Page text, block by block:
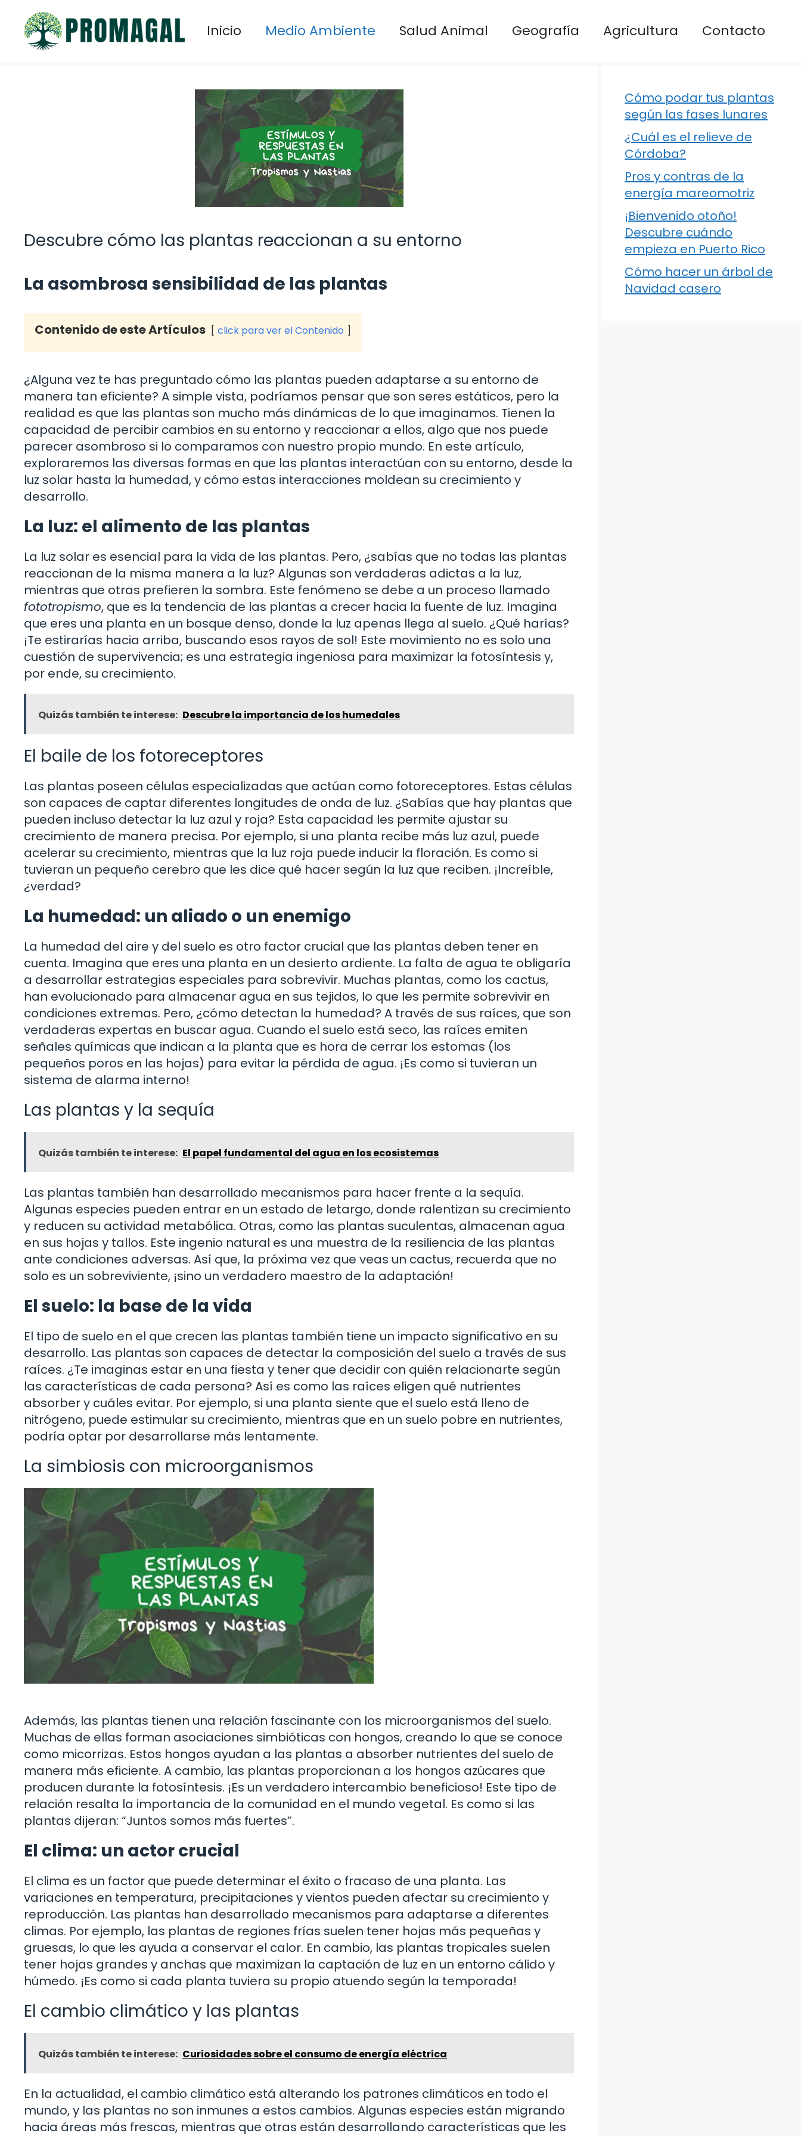
contenido
Inicio Medio Ambiente Salud Animal Geografía Agricultura Contacto
Descubre cómo las plantas reaccionan a su entorno
La asombrosa sensibilidad de las plantas
Contenido de este Artículos click para ver el Contenido
¿Alguna vez te has preguntado cómo las plantas pueden adaptarse a su entorno de
manera tan eficiente? A simple vista, podríamos pensar que son seres estáticos, pero la
realidad es que las plantas son mucho más dinámicas de lo que imaginamos. Tienen la
capacidad de percibir cambios en su entorno y reaccionar a ellos, algo que nos puede
parecer asombroso si lo comparamos con nuestro propio mundo. En este artículo,
exploraremos las diversas formas en que las plantas interactúan con su entorno, desde la
luz solar hasta la humedad, y cómo estas interacciones moldean su crecimiento y
desarrollo.
La luz: el alimento de las plantas
La luz solar es esencial para la vida de las plantas. Pero, ¿sabías que no todas las plantas
reaccionan de la misma manera a la luz? Algunas son verdaderas adictas a la luz,
mientras que otras prefieren la sombra. Este fenómeno se debe a un proceso llamado
fototropismo, que es la tendencia de las plantas a crecer hacia la fuente de luz. Imagina
que eres una planta en un bosque denso, donde la luz apenas llega al suelo. ¿Qué harías?
¡Te estirarías hacia arriba, buscando esos rayos de sol! Este movimiento no es solo una
cuestión de supervivencia; es una estrategia ingeniosa para maximizar la fotosíntesis y,
por ende, su crecimiento.
Quizás también te interese: Descubre la importancia de los humedales
El baile de los fotoreceptores
Las plantas poseen células especializadas que actúan como fotoreceptores. Estas células
son capaces de captar diferentes longitudes de onda de luz. ¿Sabías que hay plantas que
pueden incluso detectar la luz azul y roja? Esta capacidad les permite ajustar su
crecimiento de manera precisa. Por ejemplo, si una planta recibe más luz azul, puede
acelerar su crecimiento, mientras que la luz roja puede inducir la floración. Es como si
tuvieran un pequeño cerebro que les dice qué hacer según la luz que reciben. ¡Increíble,
¿verdad?
La humedad: un aliado o un enemigo
La humedad del aire y del suelo es otro factor crucial que las plantas deben tener en
cuenta. Imagina que eres una planta en un desierto ardiente. La falta de agua te obligaría
a desarrollar estrategias especiales para sobrevivir. Muchas plantas, como los cactus,
han evolucionado para almacenar agua en sus tejidos, lo que les permite sobrevivir en
condiciones extremas. Pero, ¿cómo detectan la humedad? A través de sus raíces, que son
verdaderas expertas en buscar agua. Cuando el suelo está seco, las raíces emiten
señales químicas que indican a la planta que es hora de cerrar los estomas (los
pequeños poros en las hojas) para evitar la pérdida de agua. ¡Es como si tuvieran un
sistema de alarma interno!
Las plantas y la sequía
Quizás también te interese: El papel fundamental del agua en los ecosistemas
Las plantas también han desarrollado mecanismos para hacer frente a la sequía.
Algunas especies pueden entrar en un estado de letargo, donde ralentizan su crecimiento
y reducen su actividad metabólica. Otras, como las plantas suculentas, almacenan agua
en sus hojas y tallos. Este ingenio natural es una muestra de la resiliencia de las plantas
ante condiciones adversas. Así que, la próxima vez que veas un cactus, recuerda que no
solo es un sobreviviente, ¡sino un verdadero maestro de la adaptación!
El suelo: la base de la vida
El tipo de suelo en el que crecen las plantas también tiene un impacto significativo en su
desarrollo. Las plantas son capaces de detectar la composición del suelo a través de sus
raíces. ¿Te imaginas estar en una fiesta y tener que decidir con quién relacionarte según
las características de cada persona? Así es como las raíces eligen qué nutrientes
absorber y cuáles evitar. Por ejemplo, si una planta siente que el suelo está lleno de
nitrógeno, puede estimular su crecimiento, mientras que en un suelo pobre en nutrientes,
podría optar por desarrollarse más lentamente.
La simbiosis con microorganismos
Además, las plantas tienen una relación fascinante con los microorganismos del suelo.
Muchas de ellas forman asociaciones simbióticas con hongos, creando lo que se conoce
como micorrizas. Estos hongos ayudan a las plantas a absorber nutrientes del suelo de
manera más eficiente. A cambio, las plantas proporcionan a los hongos azúcares que
producen durante la fotosíntesis. ¡Es un verdadero intercambio beneficioso! Este tipo de
relación resalta la importancia de la comunidad en el mundo vegetal. Es como si las
plantas dijeran: “Juntos somos más fuertes”.
El clima: un actor crucial
El clima es un factor que puede determinar el éxito o fracaso de una planta. Las
variaciones en temperatura, precipitaciones y vientos pueden afectar su crecimiento y
reproducción. Las plantas han desarrollado mecanismos para adaptarse a diferentes
climas. Por ejemplo, las plantas de regiones frías suelen tener hojas más pequeñas y
gruesas, lo que les ayuda a conservar el calor. En cambio, las plantas tropicales suelen
tener hojas grandes y anchas que maximizan la captación de luz en un entorno cálido y
húmedo. ¡Es como si cada planta tuviera su propio atuendo según la temporada!
El cambio climático y las plantas
Quizás también te interese: Curiosidades sobre el consumo de energía eléctrica
En la actualidad, el cambio climático está alterando los patrones climáticos en todo el
mundo, y las plantas no son inmunes a estos cambios. Algunas especies están migrando
hacia áreas más frescas, mientras que otras están desarrollando características que les
Cómo podar tus plantas
según las fases lunares
¿Cuál es el relieve de
Córdoba?
Pros y contras de la
energía mareomotriz
¡Bienvenido otoño!
Descubre cuándo
empieza en Puerto Rico
Cómo hacer un árbol de
Navidad casero